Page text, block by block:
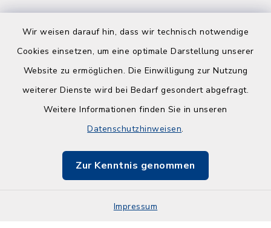
Wir weisen darauf hin, dass wir technisch notwendige
Cookies einsetzen, um eine optimale Darstellung unserer
Website zu ermöglichen. Die Einwilligung zur Nutzung
weiterer Dienste wird bei Bedarf gesondert abgefragt.
Weitere Informationen finden Sie in unseren
Datenschutzhinweisen.
Zur Kenntnis genommen
Impressum
Barrierefreiheit
Impressum
Sitemap